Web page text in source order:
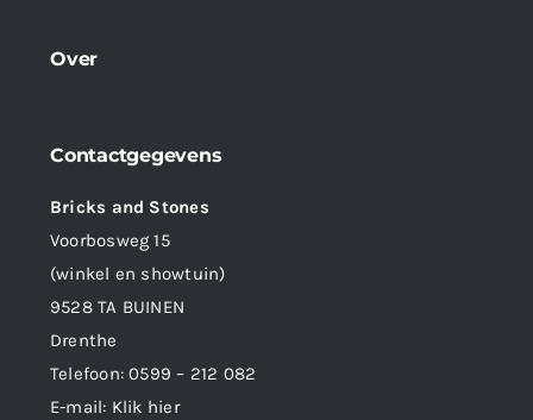
Over
Contactgegevens
Bricks and Stones
Voorbosweg 15
(winkel en showtuin)
9528 TA BUINEN
Drenthe
Telefoon:0599 – 212 082
E-mail: Klik hier